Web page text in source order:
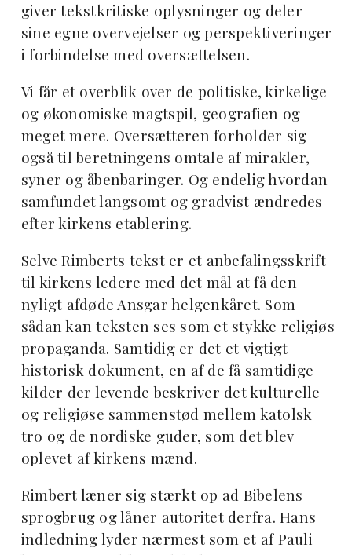
giver tekstkritiske oplysninger og deler
sine egne overvejelser og perspektiveringer
i forbindelse med oversættelsen.
Vi får et overblik over de politiske, kirkelige
og økonomiske magtspil, geografien og
meget mere. Oversætteren forholder sig
også til beretningens omtale af mirakler,
syner og åbenbaringer. Og endelig hvordan
samfundet langsomt og gradvist ændredes
efter kirkens etablering.
Selve Rimberts tekst er et anbefalingsskrift
til kirkens ledere med det mål at få den
nyligt afdøde Ansgar helgenkåret. Som
sådan kan teksten ses som et stykke religiøs
propaganda. Samtidig er det et vigtigt
historisk dokument, en af de få samtidige
kilder der levende beskriver det kulturelle
og religiøse sammenstød mellem katolsk
tro og de nordiske guder, som det blev
oplevet af kirkens mænd.
Rimbert læner sig stærkt op ad Bibelens
sprogbrug og låner autoritet derfra. Hans
indledning lyder nærmest som et af Pauli